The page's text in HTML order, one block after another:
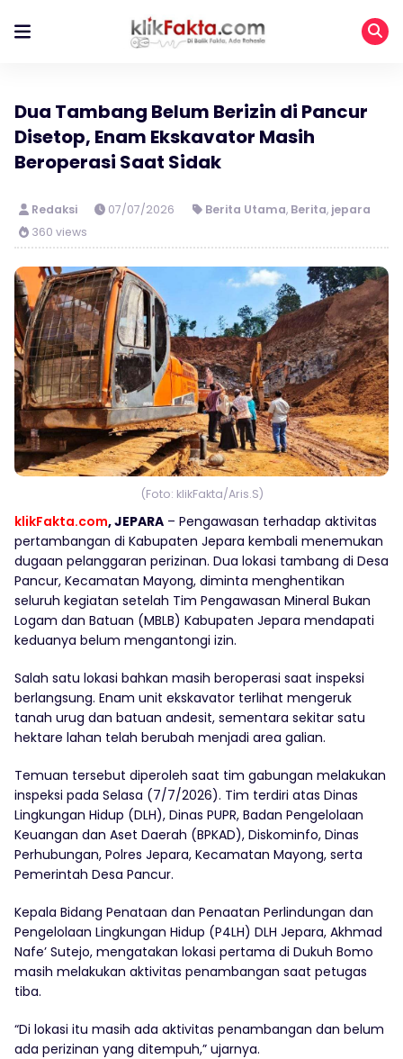
Dua Tambang Belum Berizin di Pancur
Disetop, Enam Ekskavator Masih
Beroperasi Saat Sidak
Redaksi 07/07/2026 Berita Utama, Berita, jepara
360 views
(Foto: klikFakta/Aris.S)
klikFakta.com, JEPARA – Pengawasan terhadap aktivitas
pertambangan di Kabupaten Jepara kembali menemukan
dugaan pelanggaran perizinan. Dua lokasi tambang di Desa
Pancur, Kecamatan Mayong, diminta menghentikan
seluruh kegiatan setelah Tim Pengawasan Mineral Bukan
Logam dan Batuan (MBLB) Kabupaten Jepara mendapati
keduanya belum mengantongi izin.
Salah satu lokasi bahkan masih beroperasi saat inspeksi
berlangsung. Enam unit ekskavator terlihat mengeruk
tanah urug dan batuan andesit, sementara sekitar satu
hektare lahan telah berubah menjadi area galian.
Temuan tersebut diperoleh saat tim gabungan melakukan
inspeksi pada Selasa (7/7/2026). Tim terdiri atas Dinas
Lingkungan Hidup (DLH), Dinas PUPR, Badan Pengelolaan
Keuangan dan Aset Daerah (BPKAD), Diskominfo, Dinas
Perhubungan, Polres Jepara, Kecamatan Mayong, serta
Pemerintah Desa Pancur.
Kepala Bidang Penataan dan Penaatan Perlindungan dan
Pengelolaan Lingkungan Hidup (P4LH) DLH Jepara, Akhmad
Nafe’ Sutejo, mengatakan lokasi pertama di Dukuh Bomo
masih melakukan aktivitas penambangan saat petugas
tiba.
“Di lokasi itu masih ada aktivitas penambangan dan belum
ada perizinan yang ditempuh,” ujarnya.